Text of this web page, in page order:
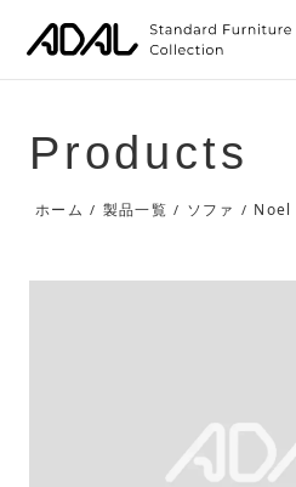
Products
ホーム / 製品一覧 / ソファ / Noel